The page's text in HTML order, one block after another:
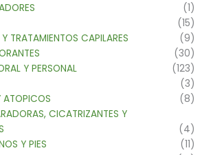
(1)
(15)
TRATAMIENTOS CAPILARES
(9)
(30)
Y PERSONAL
(123)
(3)
ATOPICOS
(8)
CICATRIZANTES Y
(4)
Y PIES
(11)